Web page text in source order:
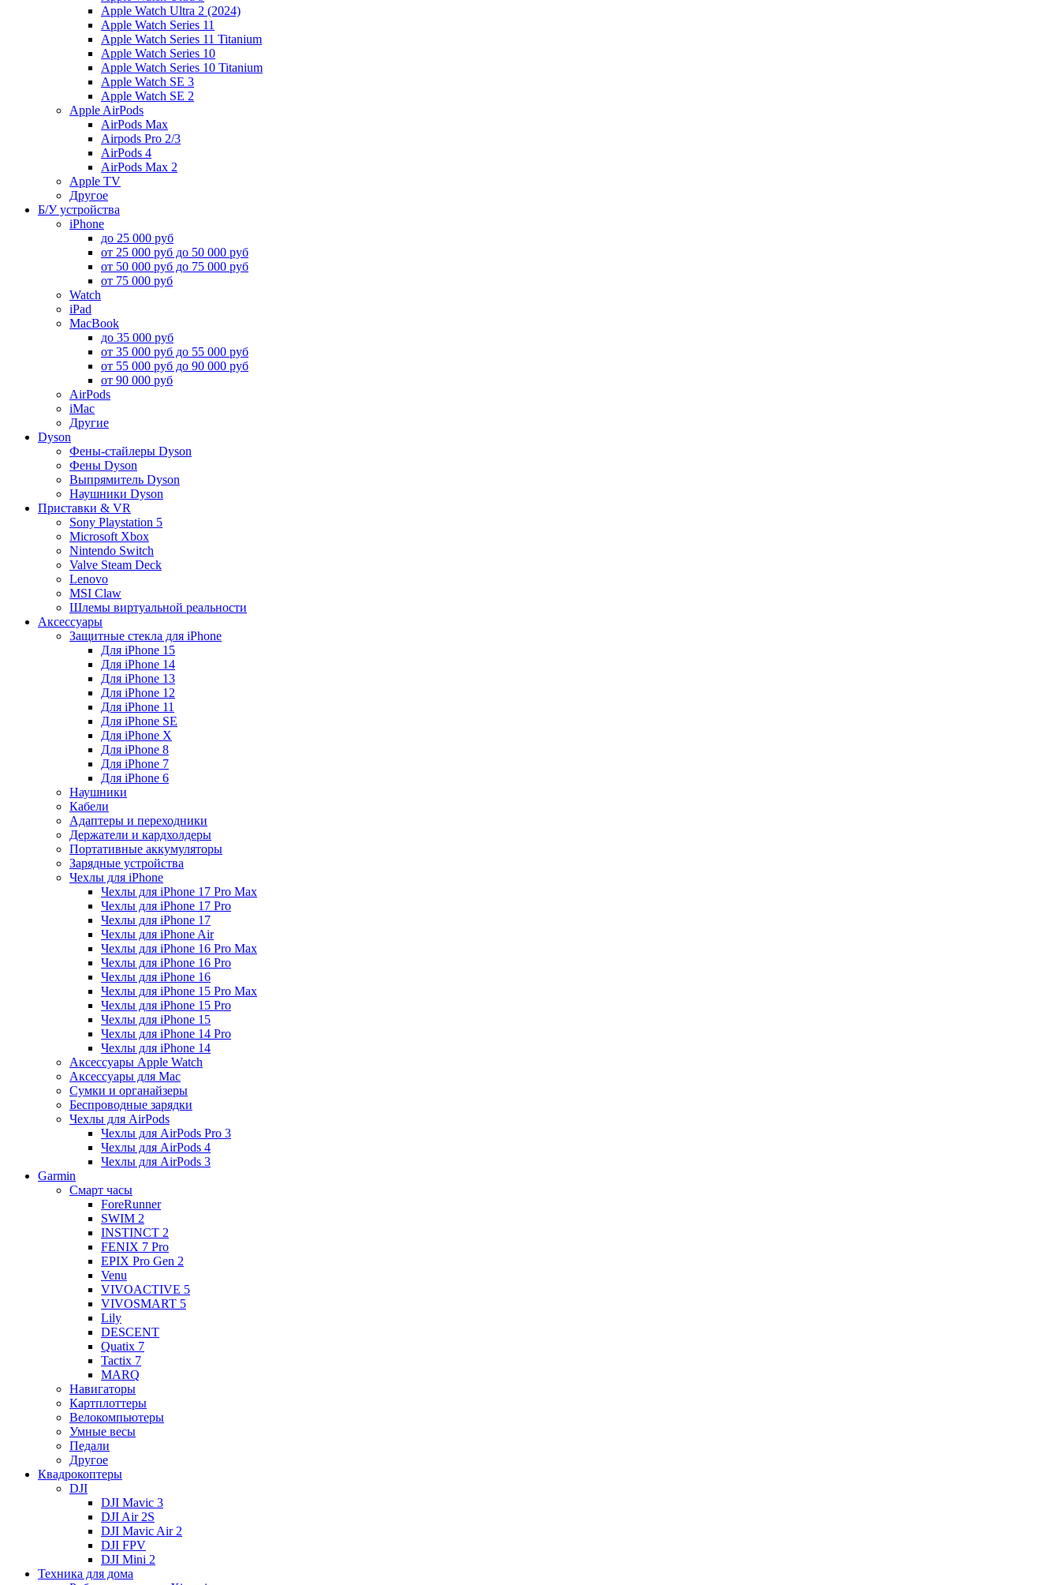
Apple Watch Ultra 2 (2024)
Apple Watch Series 11
Apple Watch Series 11 Titanium
Apple Watch Series 10
Apple Watch Series 10 Titanium
Apple Watch SE 3
Apple Watch SE 2
Apple AirPods
AirPods Max
Airpods Pro 2/3
AirPods 4
AirPods Max 2
Apple TV
Другое
Б/У устройства
iPhone
до 25 000 руб
от 25 000 руб до 50 000 руб
от 50 000 руб до 75 000 руб
от 75 000 руб
Watch
iPad
MacBook
до 35 000 руб
от 35 000 руб до 55 000 руб
от 55 000 руб до 90 000 руб
от 90 000 руб
AirPods
iMac
Другие
Dyson
Фены-стайлеры Dyson
Фены Dyson
Выпрямитель Dyson
Наушники Dyson
Приставки & VR
Sony Playstation 5
Microsoft Xbox
Nintendo Switch
Valve Steam Deck
Lenovo
MSI Claw
Шлемы виртуальной реальности
Аксессуары
Защитные стекла для iPhone
Для iPhone 15
Для iPhone 14
Для iPhone 13
Для iPhone 12
Для iPhone 11
Для iPhone SE
Для iPhone X
Для iPhone 8
Для iPhone 7
Для iPhone 6
Наушники
Кабели
Адаптеры и переходники
Держатели и кардхолдеры
Портативные аккумуляторы
Зарядные устройства
Чехлы для iPhone
Чехлы для iPhone 17 Pro Max
Чехлы для iPhone 17 Pro
Чехлы для iPhone 17
Чехлы для iPhone Air
Чехлы для iPhone 16 Pro Max
Чехлы для iPhone 16 Pro
Чехлы для iPhone 16
Чехлы для iPhone 15 Pro Max
Чехлы для iPhone 15 Pro
Чехлы для iPhone 15
Чехлы для iPhone 14 Pro
Чехлы для iPhone 14
Аксессуары Apple Watch
Аксессуары для Mac
Сумки и органайзеры
Беспроводные зарядки
Чехлы для AirPods
Чехлы для AirPods Pro 3
Чехлы для AirPods 4
Чехлы для AirPods 3
Garmin
Смарт часы
ForeRunner
SWIM 2
INSTINCT 2
FENIX 7 Pro
EPIX Pro Gen 2
Venu
VIVOACTIVE 5
VIVOSMART 5
Lily
DESCENT
Quatix 7
Tactix 7
MARQ
Навигаторы
Картплоттеры
Велокомпьютеры
Умные весы
Педали
Другое
Квадрокоптеры
DJI
DJI Mavic 3
DJI Air 2S
DJI Mavic Air 2
DJI FPV
DJI Mini 2
Техника для дома